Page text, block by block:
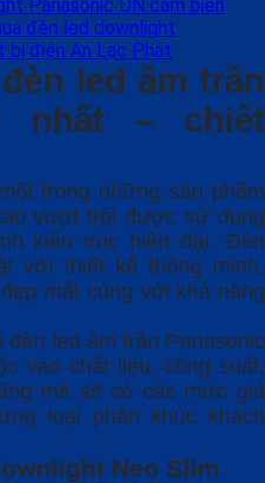
Panasonic DN cảm biến
đèn led downlight
bị điện An Lạc Phát
led âm trần
nhất – chiết
trong những sản phẩm
vượt trội được sử dụng
kiến trúc hiện đại. Đèn
với thiết kế thông minh,
mắt cùng với khả năng
led âm trần Panasonic
vào chất liệu, công suất,
mà sẽ có các mức giá
loại phân khúc khách
Neo Slim